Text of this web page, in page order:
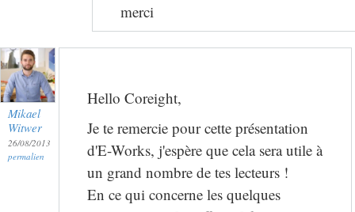
merci
Mikael
Witwer
26/08/2013
permalien
Hello Coreight,
Je te remercie pour cette présentation
d'E-Works, j'espère que cela sera utile à
un grand nombre de tes lecteurs !
En ce qui concerne les quelques